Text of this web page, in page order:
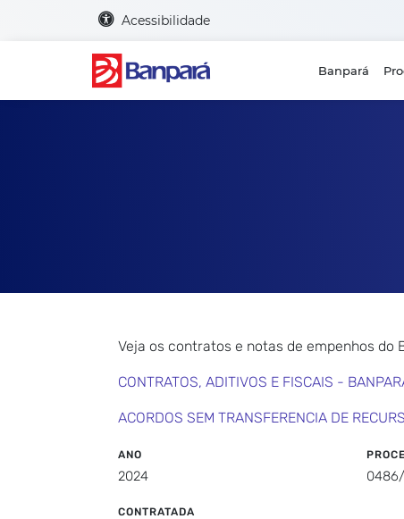
Acessibilidade
Banpará
Veja os contratos e notas de empenhos do
CONTRATOS, ADITIVOS E FISCAIS -
ACORDOS SEM TRANSFERENCIA DE
ANO
2024
CONTRATADA